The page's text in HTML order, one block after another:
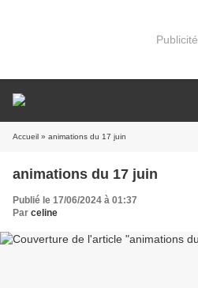
Publicité
Accueil » animations du 17 juin
animations du 17 juin
Publié le 17/06/2024 à 01:37
Par celine